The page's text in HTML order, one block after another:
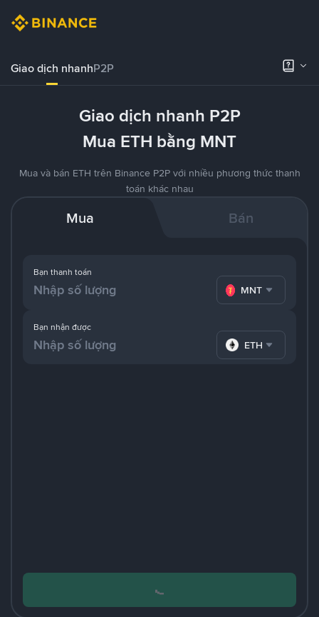
Giao dịch nhanhP2P
Giao dịch nhanh P2P
Mua ETH bằng MNT
Mua và bán ETH trên Binance P2P với nhiều phương thức thanh
toán khác nhau
Mua Bán
Bạn thanh toán
MNT
Bạn nhận được
ETH